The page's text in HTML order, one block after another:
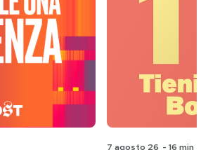
7 agosto 26 - 16 min